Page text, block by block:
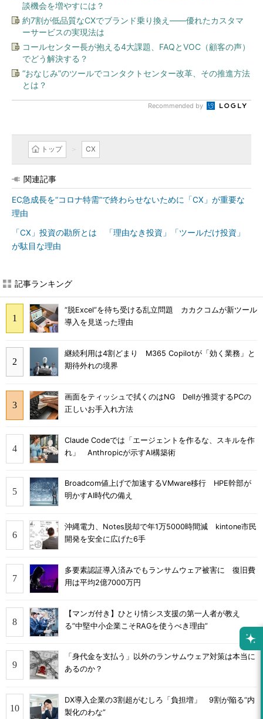
談機会を増やすには？
約7割が低品質なCXでブランド乗り換え――優れたカスタマ
ーサービスの実現法は
コールセンター長が抱える4大課題、FAQとVOC（顧客の声）
でどう解決する？
“おなじみ”のツールでコンタクトセンター改革、その推進方法
とは？
Recommended by
トップ CX
関連記事
EC急成長を“コロナ特需”で終わらせないために「CX」が重要な
理由
「CX」投資の勘所とは 「理由なき投資」「ツールだけ投資」
が駄目な理由
記事ランキング
“脱Excel”を待ち受ける乱立問題 カカクコムが新ツール
導入を見送った理由
継続利用は4割どまり M365 Copilotが「効く業務」と
期待外れの境界
画面をティッシュで拭くのはNG Dellが推奨するPCの
正しいお手入れ方法
Claude Codeでは「エージェントを作るな、スキルを作
れ」 Anthropicが示すAI構築術
Broadcom値上げで加速するVMware移行 HPE幹部が
明かすAI時代の備え
沖縄電力、Notes脱却で年1万5000時間減 kintone市民
開発を安全に広げた6手
多要素認証導入済みでもランサムウェア被害に 復旧費
用は平均2億7000万円
【マンガ付き】ひとり情シス支援の第一人者が教え
る”中堅中小企業こそRAGを使うべき理由”
「身代金を支払う」以外のランサムウェア対策は本当に
あるのか？
DX導入企業の3割超がむしろ「負担増」 9割が陥る“内
製化のわな”